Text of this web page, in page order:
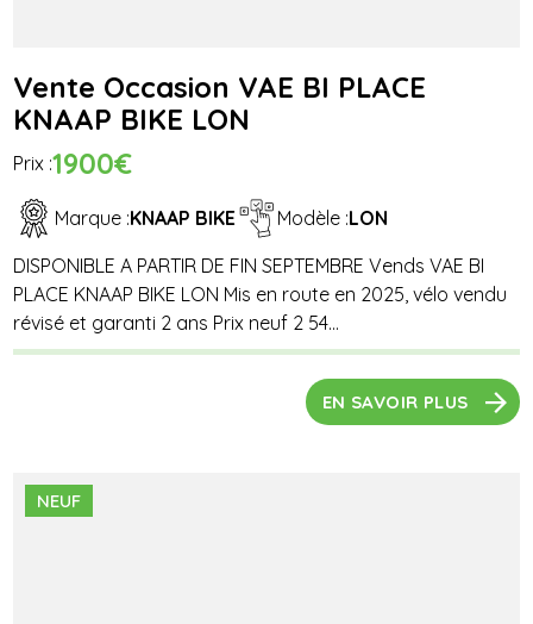
Vente Occasion VAE BI PLACE
KNAAP BIKE LON
Prix :1900€
Marque :KNAAP BIKE Modèle :LON
DISPONIBLE A PARTIR DE FIN SEPTEMBRE Vends VAE BI
PLACE KNAAP BIKE LON Mis en route en 2025, vélo vendu
révisé et garanti 2 ans Prix neuf 2 54...
EN SAVOIR PLUS
NEUF